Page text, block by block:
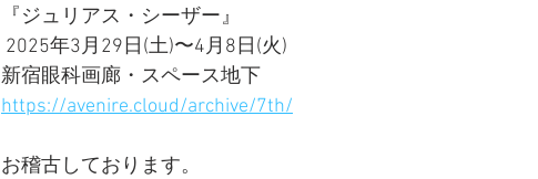
『ジュリアス・シーザー』
2025年3月29日(土)〜4月8日(火)
新宿眼科画廊・スペース地下
https://avenire.cloud/archive/7th/
お稽古しております。